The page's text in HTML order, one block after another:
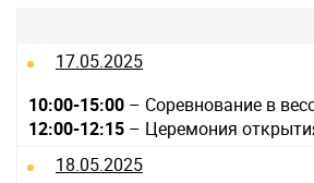
17.05.2025
10:00-15:00 – Соревнование в
12:00-12:15 – Церемония
18.05.2025